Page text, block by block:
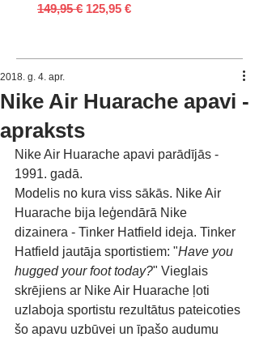
Parastā cena
149,95 € Izpārdošanas cena
125,95 €
Nike Air Huarache apavi -
apraksts
2018. g. 4. apr.
Nike Air Huarache apavi parādījās -
1991. gadā.
Modelis no kura viss sākās. Nike Air
Huarache bija leģendārā Nike
dizainera - Tinker Hatfield ideja. Tinker
Hatfield jautāja sportistiem: "Have you
hugged your foot today?" Vieglais
skrējiens ar Nike Air Huarache ļoti
uzlaboja sportistu rezultātus pateicoties
šo apavu uzbūvei un īpašo audumu